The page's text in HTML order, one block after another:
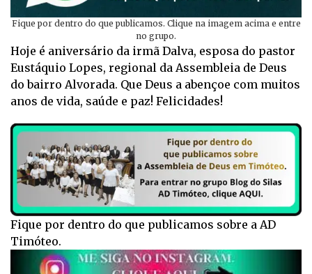
Fique por dentro do que publicamos. Clique na imagem acima e entre
no grupo.
Hoje é aniversário da irmã Dalva, esposa do pastor
Eustáquio Lopes, regional da Assembleia de Deus
do bairro Alvorada. Que Deus a abençoe com muitos
anos de vida, saúde e paz! Felicidades!
Fique por dentro do que publicamos sobre a AD
Timóteo.